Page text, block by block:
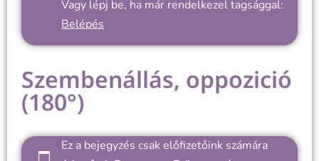
Vagy lépj be, ha már rendelkezel tagsággal:
Belépés
Szembenállás, oppozició
(180°)
Ez a bejegyzés csak előfizetőink számára